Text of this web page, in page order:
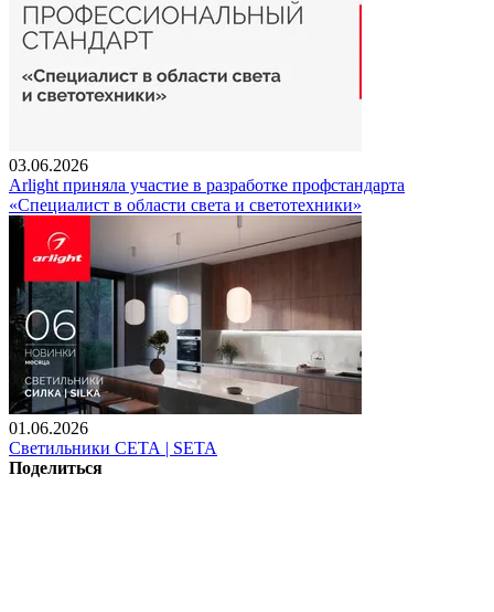
03.06.2026
Arlight приняла участие в разработке профстандарта
«Специалист в области света и светотехники»
01.06.2026
Светильники СЕТА | SETA
Поделиться